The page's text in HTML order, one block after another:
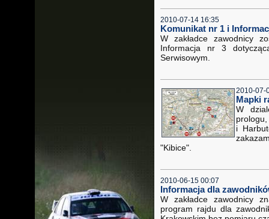
2010-07-14 16:35
Komunikat nr 1 i
W zakładce zawodnicy
Informacja nr 3
Serwisowym.
2010-07-
Mapki
W
i
"Kibice".
2010-06-15 00:07
Informacja dla
W zakładce zawodnicy
program rajdu dla